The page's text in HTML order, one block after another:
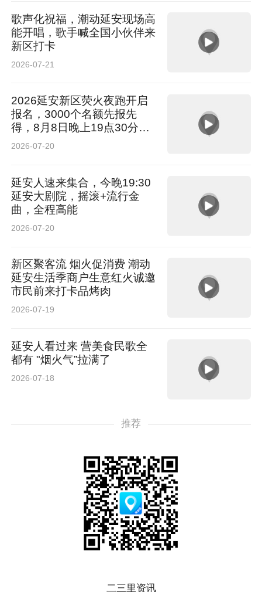
歌声化祝福，潮动延安现场高
能开唱，歌手喊全国小伙伴来
新区打卡
2026-07-21
2026延安新区荧火夜跑开启
报名，3000个名额先报先
得，8月8日晚上19点30分鸣
枪起跑
2026-07-20
延安人速来集合，今晚19:30
延安大剧院，摇滚+流行金
曲，全程高能
2026-07-20
新区聚客流 烟火促消费 潮动
延安生活季商户生意红火诚邀
市民前来打卡品烤肉
2026-07-19
延安人看过来 营美食民歌全
都有 "烟火气”拉满了
2026-07-18
推荐
二三里资讯